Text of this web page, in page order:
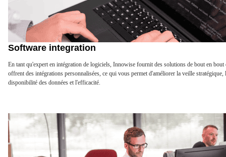
Software integration
En tant qu'expert en intégration de logiciels, Innowise fournit des solutions de bout en bout
offrent des intégrations personnalisées, ce qui vous permet d'améliorer la veille stratégique,
disponibilité des données et l'efficacité.